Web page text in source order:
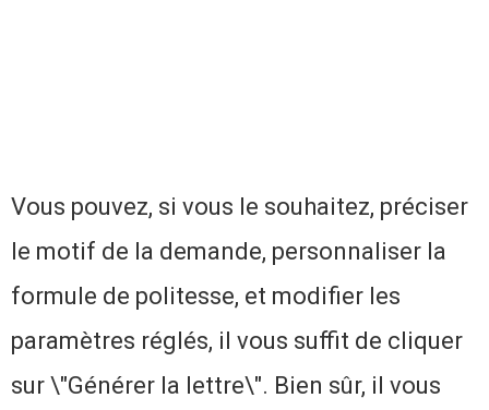
Vous pouvez, si vous le souhaitez, préciser
le motif de la demande, personnaliser la
formule de politesse, et modifier les
paramètres réglés, il vous suffit de cliquer
sur \"Générer la lettre\". Bien sûr, il vous